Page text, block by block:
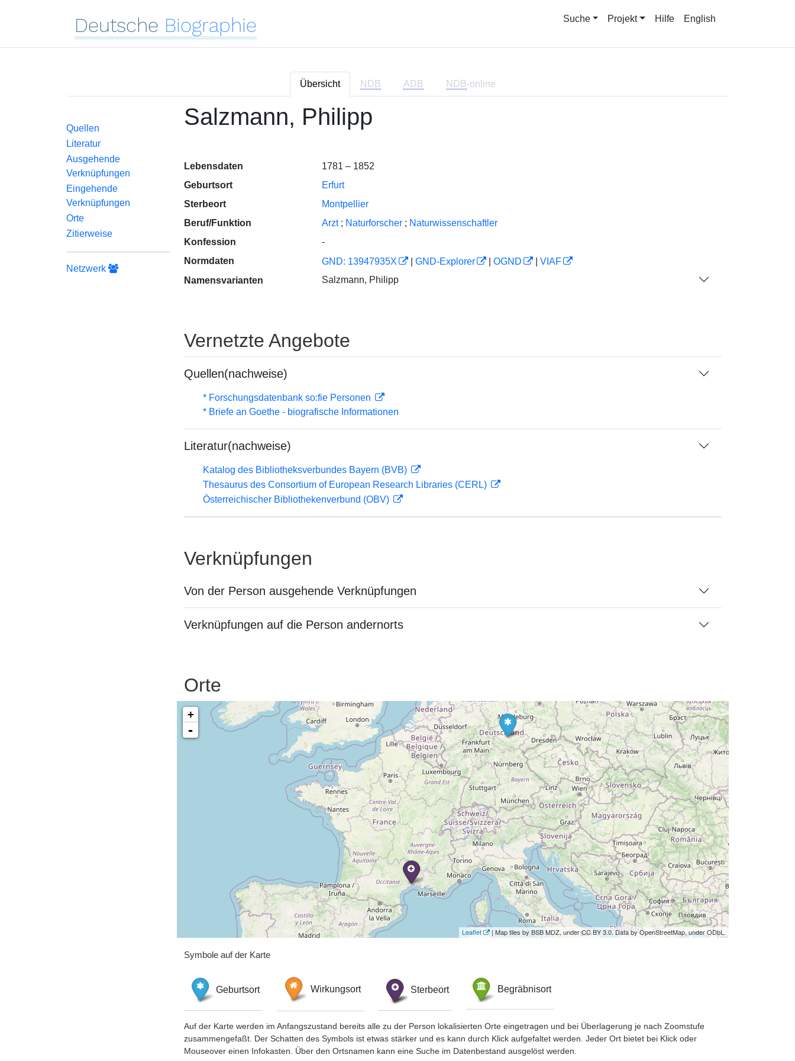
Deutsche Biographie Suche Projekt Hilfe English
Übersicht NDB ADB NDB-online
Quellen
Literatur
Ausgehende
Verknüpfungen
Eingehende
Verknüpfungen
Orte
Zitierweise
Netzwerk
Salzmann, Philipp
Lebensdaten
1781 – 1852
Geburtsort
Erfurt
Sterbeort
Montpellier
Beruf/Funktion
Arzt ; Naturforscher ; Naturwissenschaftler
Konfession
-
Normdaten
GND: 13947935X GND-Explorer OGND
VIAF
Namensvarianten
Salzmann, Philipp
Vernetzte Angebote
Quellen(nachweise)
* Forschungsdatenbank so:fie Personen
* Briefe an Goethe - biografische Informationen
Literatur(nachweise)
Katalog des Bibliotheksverbundes Bayern (BVB)
Thesaurus des Consortium of European Research Libraries (CERL)
Österreichischer Bibliothekenverbund (OBV)
Verknüpfungen
Von der Person ausgehende Verknüpfungen
Verknüpfungen auf die Person andernorts
Orte
+
-
Leaflet | Map tiles by BSB MDZ, under CC BY 3.0. Data by OpenStreetMap, under ODbL.
Symbole auf der Karte
Geburtsort Wirkungsort Sterbeort Begräbnisort
Auf der Karte werden im Anfangszustand bereits alle zu der Person lokalisierten Orte eingetragen und bei Überlagerung je nach Zoomstufe
zusammengefaßt. Der Schatten des Symbols ist etwas stärker und es kann durch Klick aufgefaltet werden. Jeder Ort bietet bei Klick oder
Mouseover einen Infokasten. Über den Ortsnamen kann eine Suche im Datenbestand ausgelöst werden.